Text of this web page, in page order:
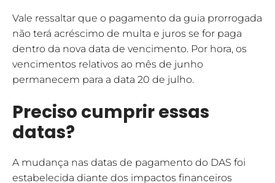
Vale ressaltar que o pagamento da guia prorrogada
não terá acréscimo de multa e juros se for paga
dentro da nova data de vencimento. Por hora, os
vencimentos relativos ao mês de junho
permanecem para a data 20 de julho.
Preciso cumprir essas
datas?
A mudança nas datas de pagamento do DAS foi
estabelecida diante dos impactos financeiros